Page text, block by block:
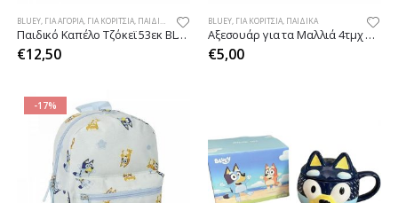
BLUEY, ΓΙΑ ΑΓΌΡΙΑ, ΓΙΑ ΚΟΡΊΤΣΙΑ, ΠΑΙΔΙΚΆ
Παιδικό Καπέλο Τζόκεϊ 53εκ BLUEY
€12,50
BLUEY, ΓΙΑ ΚΟΡΊΤΣΙΑ, ΠΑΙΔΙΚΆ
Αξεσουάρ για τα Μαλλιά 4τμχ Λαστιχάκια BLUEY
€5,00
-17%